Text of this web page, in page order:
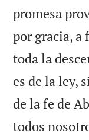
promesa
por gracia, a
toda la
es de la ley,
de la fe de
todos